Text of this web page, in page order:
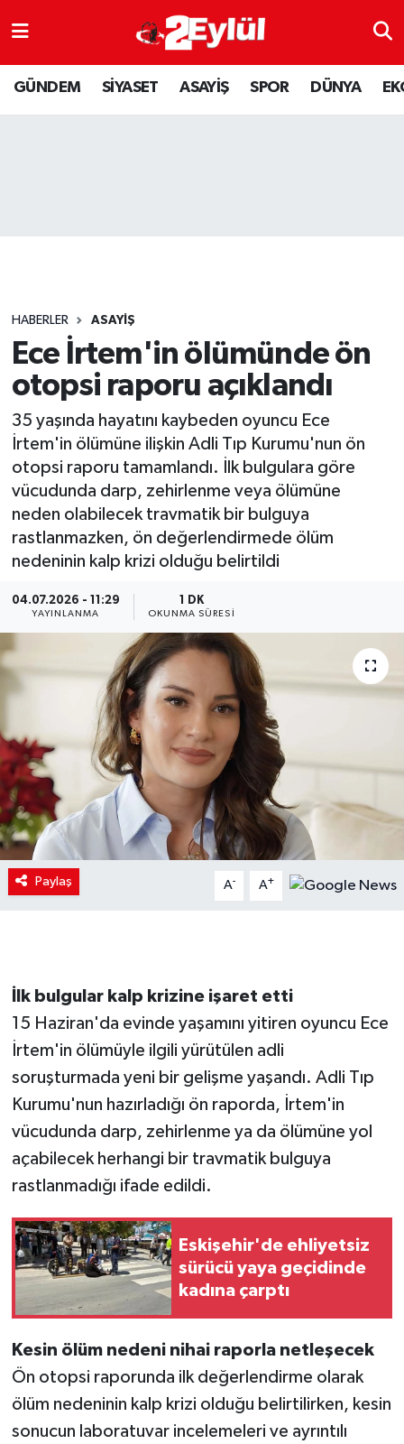
GÜNDEM SİYASET ASAYİŞ SPOR DÜNYA
HABERLER ASAYİŞ
Ece İrtem'in ölümünde ön
otopsi raporu açıklandı
35 yaşında hayatını kaybeden oyuncu Ece
İrtem'in ölümüne ilişkin Adli Tıp Kurumu'nun ön
otopsi raporu tamamlandı. İlk bulgulara göre
vücudunda darp, zehirlenme veya ölümüne
neden olabilecek travmatik bir bulguya
rastlanmazken, ön değerlendirmede ölüm
nedeninin kalp krizi olduğu belirtildi
04.07.2026 - 11:29
YAYINLANMA
1 DK
OKUNMA SÜRESI
Paylaş A- A+
İlk bulgular kalp krizine işaret etti
15 Haziran'da evinde yaşamını yitiren oyuncu Ece
İrtem'in ölümüyle ilgili yürütülen adli
soruşturmada yeni bir gelişme yaşandı. Adli Tıp
Kurumu'nun hazırladığı ön raporda, İrtem'in
vücudunda darp, zehirlenme ya da ölümüne yol
açabilecek herhangi bir travmatik bulguya
rastlanmadığı ifade edildi.
Eskişehir'de ehliyetsiz
sürücü yaya geçidinde
kadına çarptı
Kesin ölüm nedeni nihai raporla netleşecek
Ön otopsi raporunda ilk değerlendirme olarak
ölüm nedeninin kalp krizi olduğu belirtilirken, kesin
sonucun laboratuvar incelemeleri ve ayrıntılı
ASAYİŞ
DÜNYA
SPOR
YAŞAM
Nöbetçi Eczaneler
Hava Durumu
Son Dakika Haberleri
Haber Arşivi